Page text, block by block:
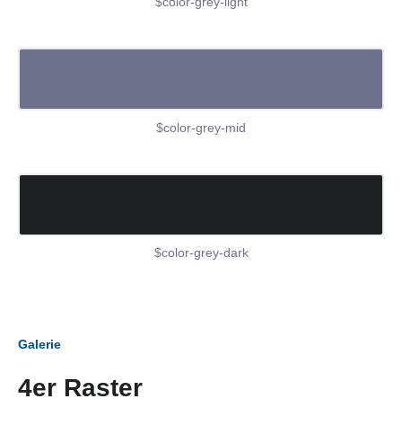
$color-grey-mid
$color-grey-dark
Galerie
4er Raster